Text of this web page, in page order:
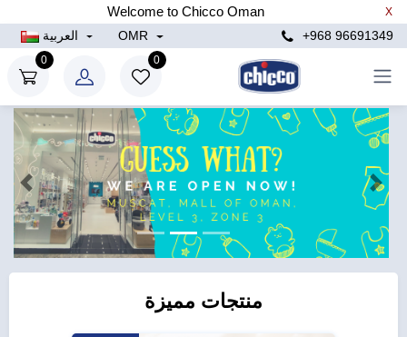
Welcome to Chicco Oman X
+968 96691349
OMR
0
0
التالي
منتجات مميزة